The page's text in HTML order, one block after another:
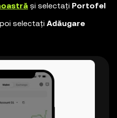
și selectați Portofel
selectați Adăugare